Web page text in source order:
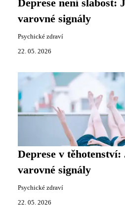
Deprese není slabost:
varovné signály
Psychické zdraví
22. 05. 2026
Deprese v těhotenství:
varovné signály
Psychické zdraví
22. 05. 2026